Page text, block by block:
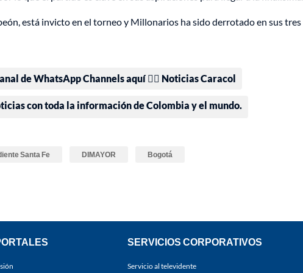
está invicto en el torneo y Millonarios ha sido derrotado en sus tres
de WhatsApp Channels aquí 👉🏻 Noticias Caracol
con toda la información de Colombia y el mundo.
Santa Fe DIMAYOR Bogotá
SERVICIOS CORPORATIVOS
Servicio al televidente